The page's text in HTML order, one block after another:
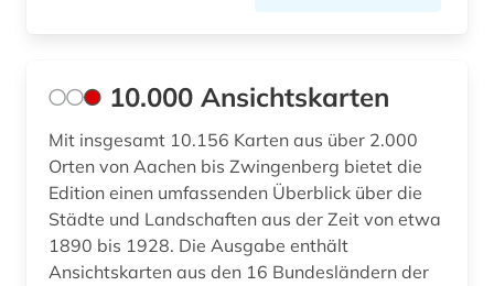
antike (22)
antike religionen (1)
antikolonialismus (2)
antisemitismus (8)
antisemitismus (motiv) (1)
antisemitismusforschung (1)
10.000 Ansichtskarten
Mit insgesamt 10.156 Karten aus über 2.000
Orten von Aachen bis Zwingenberg bietet die
Edition einen umfassenden Überblick über die
Städte und Landschaften aus der Zeit von etwa
1890 bis 1928. Die Ausgabe enthält
Ansichtskarten aus den 16 Bundesländern der